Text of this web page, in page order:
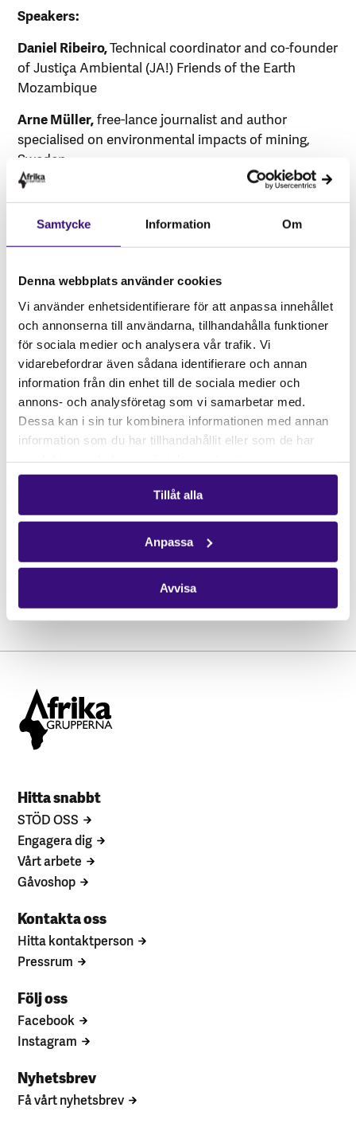
Samtycke Information Om
Denna webbplats använder cookies
Vi använder enhetsidentifierare för att anpassa innehållet
och annonserna till användarna, tillhandahålla funktioner
för sociala medier och analysera vår trafik. Vi
vidarebefordrar även sådana identifierare och annan
information från din enhet till de sociala medier och
annons- och analysföretag som vi samarbetar med.
Dessa kan i sin tur kombinera informationen med annan
information som du har tillhandahållit eller som de har
Tillåt alla
Anpassa
Avvisa
Speakers:
Daniel Ribeiro,Technical coordinator and co-founder
of Justiça Ambiental (JA!) Friends of the Earth
Mozambique
Arne Müller,free-lance journalist and author
specialised on environmental impacts of mining,
Sweden
Moderator
Annika Lillemets
Policy Advisor, Natural Resources,
Business and Human Rights, Afrikagrupperna
Co-organizers:Justiça Ambiental and
Afrikagrupperna
Om evenemanget
Datum: 1 JUN 2022
Tid:15.00-15.45
Plats:Katasalen (first floor) ABF-huset,
Stad:Stockholm
Hitta snabbt
STÖD OSS
Engagera dig
Vårt arbete
Gåvoshop
Kontakta oss
Hitta kontaktperson
Pressrum
Följ oss
Facebook
Instagram
Nyhetsbrev
Få vårt nyhetsbrev